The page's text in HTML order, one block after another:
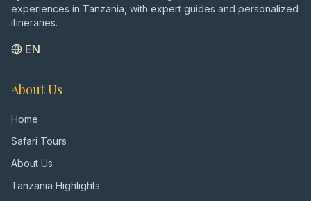
experiences in Tanzania, with expert guides and personalized
itineraries.
EN
About Us
Home
Safari Tours
About Us
Tanzania Highlights